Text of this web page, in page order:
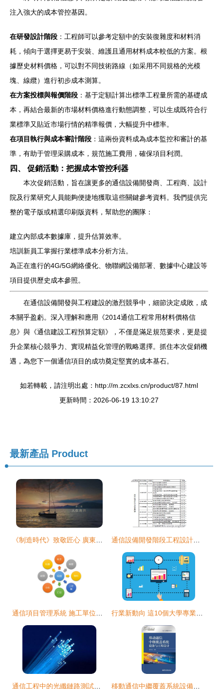
注入強大的成本管控基因。
在研發設計階段 ：工程師可以參考定額中的安裝復雜度和材料消
耗，傾向于選擇更易于安裝、維護且通用材料成本較低的方案。根
據歷史材料價格，可以對不同技術路線（如采用不同規格的光模
塊、線纜）進行初步成本測算。
在方案投標與報價階段 ：基于定額計算出標準工程量所需的基礎成
本，再結合最新的市場材料價格進行動態調整，可以生成既符合行
業標準又貼近市場行情的精準報價，大幅提升中標率。
在項目執行與成本審計階段 ：這兩份資料成為成本監控和審計的基
準，有助于管理采購成本，規范施工費用，確保項目利潤。
四、 促銷活動：把握成本管控利器
本次促銷活動，旨在讓更多的通信設備開發商、工程商、設計
院及行業研究人員能夠便捷地獲取這些關鍵參考資料。我們提供完
整的電子版或精選印刷版資料，幫助您的團隊：
建立內部成本數據庫，提升估算效率。
培訓新員工掌握行業標準成本分析方法。
為正在進行的4G/5G網絡優化、物聯網設備部署、數據中心建設等
項目提供歷史成本參照。
在通信設備開發與工程建設的激烈競爭中，細節決定成敗，成
本關乎盈虧。深入理解和應用《2014通信工程常用材料價格信
息》與《通信建設工程預算定額》，不僅是滿足規范要求，更是提
升企業核心競爭力、實現精益化管理的戰略選擇。抓住本次促銷機
遇，為您下一個通信項目的成功奠定堅實的成本基石。
如若轉載，請注明出處：http://m.zcxlxs.cn/product/87.html
更新時間：2026-06-19 13:10:27
最新產品 Product